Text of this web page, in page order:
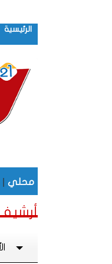
الرئيسية
محلي
أرشيف